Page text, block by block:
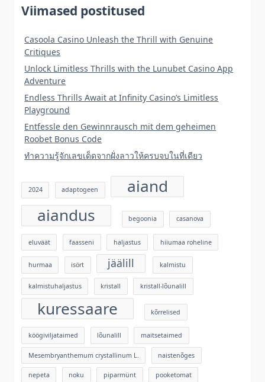
Viimased postitused
Casoola Casino Unleash the Thrill with Genuine
Critiques
Unlock Limitless Thrills with the Lunubet Casino App
Adventure
Endless Thrills Await at Infinity Casino’s Limitless
Playground
Entfessle den Gewinnrausch mit dem geheimen
Roobet Bonus Code
ทำความรู้จักเลขเด็ดจากฝั่งลาวให้ครบจบในที่เดียว
2024 adaptogeen
aiand
aiandus
begoonia casanova
eluväät faasseni haljastus hiiumaa roheline
hurmaa isört jäälill kalmistu
kalmistuhaljastus kristall kristall-lõunalill
kuressaare kõrrelised
köögiviljataimed lõunalill maitsetaimed
Mesembryanthemum crystallinum L. naistenõges
nepeta noku piparmünt pooketomat